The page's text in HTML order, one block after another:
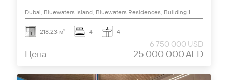
Dubai, Bluewaters Island, Bluewaters Residences, Building 1
218.23 м² 4 4
Цена
6 750 000 USD
25 000 000 AED